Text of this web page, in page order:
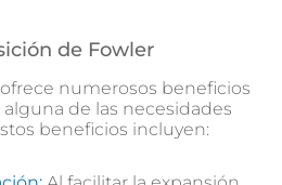
de Fowler
numerosos beneficios
de las necesidades
beneficios incluyen: